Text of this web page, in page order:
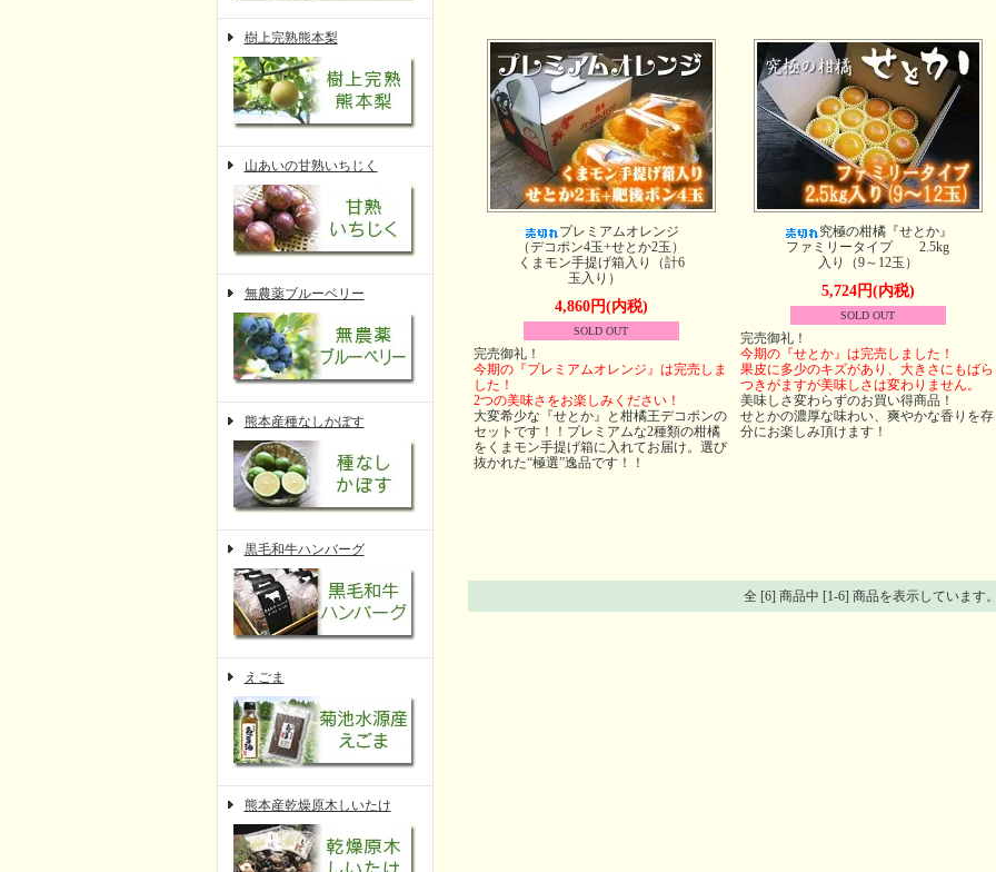
樹上完熟熊本梨
山あいの甘熟いちじく
無農薬ブルーベリー
熊本産種なしかぼす
黒毛和牛ハンバーグ
えごま
熊本産乾燥原木しいたけ
プレミアムオレンジ
（デコポン4玉+せとか2玉）
くまモン手提げ箱入り（計6
玉入り）
4,860円(内税)
SOLD OUT
完売御礼！
今期の『プレミアムオレンジ』は完売しま
した！
2つの美味さをお楽しみください！
大変希少な『せとか』と柑橘王デコポンの
セットです！！プレミアムな2種類の柑橘
をくまモン手提げ箱に入れてお届け。選び
抜かれた“極選”逸品です！！
究極の柑橘『せとか』
ファミリータイプ 2.5kg
入り（9～12玉）
5,724円(内税)
SOLD OUT
完売御礼！
今期の『せとか』は完売しました！
果皮に多少のキズがあり、大きさにもばら
つきがますが美味しさは変わりません。
美味しさ変わらずのお買い得商品！
せとかの濃厚な味わい、爽やかな香りを存
分にお楽しみ頂けます！
全 [6] 商品中 [1-6] 商品を表示しています